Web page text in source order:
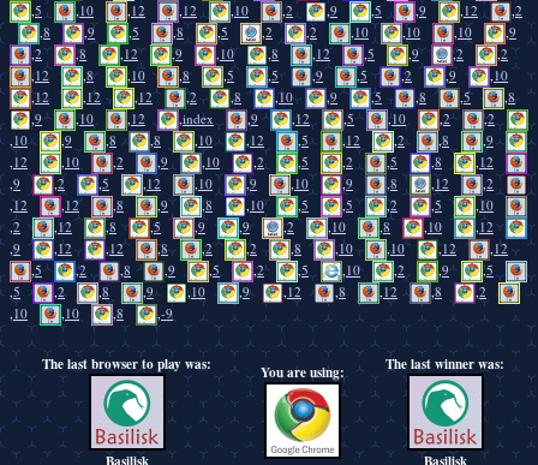
,5 ,10 ,12 ,12 ,10 ,2 ,9 ,5 ,9 ,12 ,2
,8 ,9 ,5 ,8 ,5 ,2 ,2 ,10 ,10 ,10 ,9
,2 ,8 ,12 ,9 ,10 ,8 ,12 ,5 ,9 ,2 ,2
,12 ,8 ,10 ,8 ,5 ,5 ,9 ,5 ,2 ,9 ,10
,12 ,12 ,12 ,2 ,8 ,10 ,9 ,5 ,8 ,5 ,8
,9 ,10 ,12 ,index ,9 ,12 ,5 ,10 ,2 ,2
,10 ,9 ,8 ,8 ,10 ,12 ,5 ,12 ,2 ,8 ,9
,12 ,10 ,2 ,9 ,10 ,2 ,5 ,2 ,5 ,8 ,12
,9 ,2 ,5 ,12 ,10 ,9 ,10 ,9 ,8 ,12 ,2
,12 ,12 ,8 ,9 ,8 ,10 ,5 ,5 ,2 ,5 ,10
,2 ,12 ,8 ,5 ,9 ,9 ,2 ,10 ,8 ,10 ,12
,9 ,12 ,12 ,8 ,2 ,2 ,8 ,10 ,10 ,12 ,12
,5 ,2 ,8 ,9 ,5 ,2 ,5 ,10 ,2 ,9 ,5
,5 ,2 ,8 ,9 ,10 ,9 ,12 ,8 ,12 ,8 ,2
,10 ,10 ,8 ,-9
The last browser to play was: You are using: The last winner was: